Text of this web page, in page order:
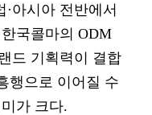
아시아 전반에서
국콜마의 ODM
드 기획력이 결합
행으로 이어질 수
가 크다.